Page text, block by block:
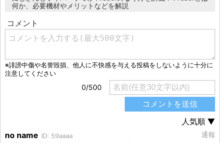
何か、必要機材やメリットなどを解説